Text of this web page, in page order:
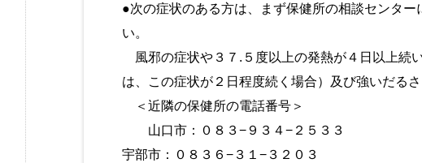
●次の症状のある方は、まず保健所の相談センタ
い。
風邪の症状や３７.５度以上の発熱が４日以上続
は、この症状が２日程度続く場合）及び強いだる
＜近隣の保健所の電話番号＞
山口市：０８３−９３４−２５３３
宇部市：０８３６−３１−３２０３